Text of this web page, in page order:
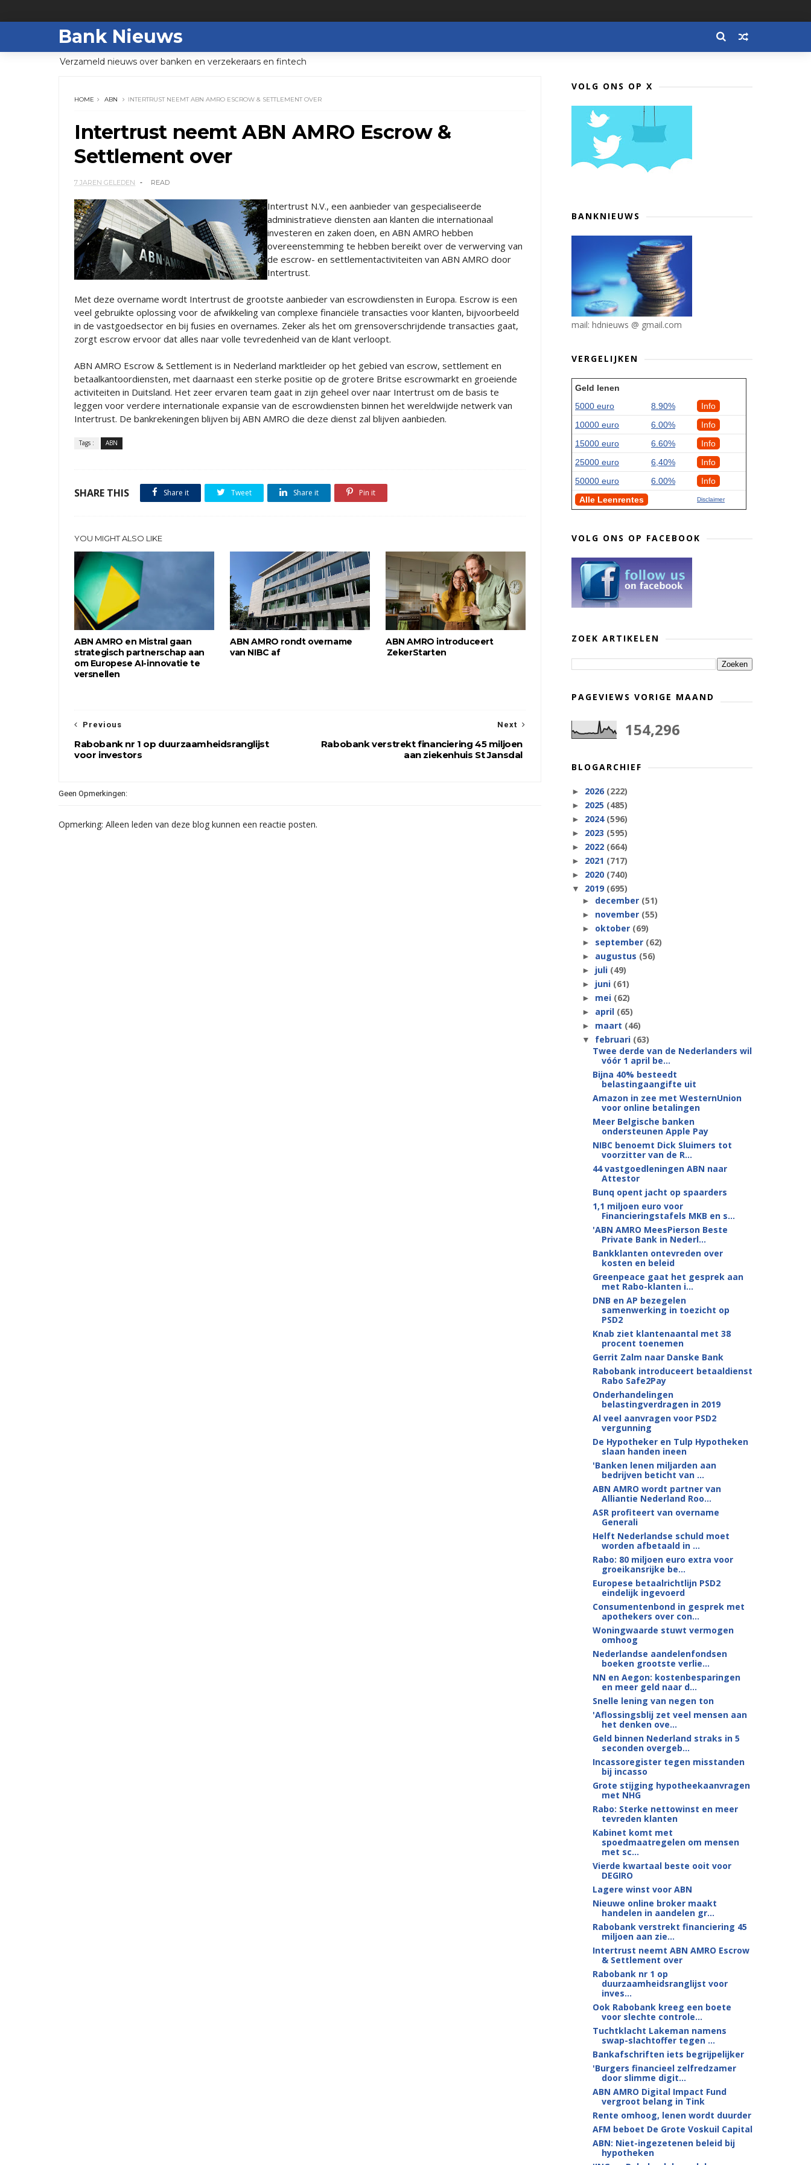
Bank Nieuws
Verzameld nieuws over banken en verzekeraars en fintech
HOME ABN INTERTRUST NEEMT ABN AMRO ESCROW & SETTLEMENT OVER
Intertrust neemt ABN AMRO Escrow &
Settlement over
7 JAREN GELEDEN READ
Intertrust N.V., een aanbieder van gespecialiseerde
administratieve diensten aan klanten die internationaal
investeren en zaken doen, en ABN AMRO hebben
overeenstemming te hebben bereikt over de verwerving van
de escrow- en settlementactiviteiten van ABN AMRO door
Intertrust.
Met deze overname wordt Intertrust de grootste aanbieder van escrowdiensten in Europa. Escrow is een
veel gebruikte oplossing voor de afwikkeling van complexe financiële transacties voor klanten, bijvoorbeeld
in de vastgoedsector en bij fusies en overnames. Zeker als het om grensoverschrijdende transacties gaat,
zorgt escrow ervoor dat alles naar volle tevredenheid van de klant verloopt.
ABN AMRO Escrow & Settlement is in Nederland marktleider op het gebied van escrow, settlement en
betaalkantoordiensten, met daarnaast een sterke positie op de grotere Britse escrowmarkt en groeiende
activiteiten in Duitsland. Het zeer ervaren team gaat in zijn geheel over naar Intertrust om de basis te
leggen voor verdere internationale expansie van de escrowdiensten binnen het wereldwijde netwerk van
Intertrust. De bankrekeningen blijven bij ABN AMRO die deze dienst zal blijven aanbieden.
Tags : ABN
SHARE THIS Share it Tweet Share it Pin it
YOU MIGHT ALSO LIKE
ABN AMRO en Mistral gaan
strategisch partnerschap aan
om Europese AI-innovatie te
versnellen
ABN AMRO rondt overname
van NIBC af
ABN AMRO introduceert
ZekerStarten
Next
Rabobank verstrekt financiering 45 miljoen
aan ziekenhuis St Jansdal
Previous
Rabobank nr 1 op duurzaamheidsranglijst
voor investors
Geen Opmerkingen:
Opmerking: Alleen leden van deze blog kunnen een reactie posten.
VOLG ONS OP X
BANKNIEUWS
mail: hdnieuws @ gmail.com
VERGELIJKEN
Geld lenen
5000 euro
8.90%
Info
10000 euro
6.00%
Info
15000 euro
6.60%
Info
25000 euro
6,40%
Info
50000 euro
6.00%
Info
Alle Leenrentes
Disclaimer
VOLG ONS OP FACEBOOK
ZOEK ARTIKELEN
PAGEVIEWS VORIGE MAAND
154,296
BLOGARCHIEF
► 2026 (222)
► 2025 (485)
► 2024 (596)
► 2023 (595)
► 2022 (664)
► 2021 (717)
► 2020 (740)
▼ 2019 (695)
► december (51)
► november (55)
► oktober (69)
► september (62)
► augustus (56)
► juli (49)
► juni (61)
► mei (62)
► april (65)
► maart (46)
▼ februari (63)
Twee derde van de Nederlanders wil
vóór 1 april be...
Bijna 40% besteedt
belastingaangifte uit
Amazon in zee met WesternUnion
voor online betalingen
Meer Belgische banken
ondersteunen Apple Pay
NIBC benoemt Dick Sluimers tot
voorzitter van de R...
44 vastgoedleningen ABN naar
Attestor
Bunq opent jacht op spaarders
1,1 miljoen euro voor
Financieringstafels MKB en s...
'ABN AMRO MeesPierson Beste
Private Bank in Nederl...
Bankklanten ontevreden over
kosten en beleid
Greenpeace gaat het gesprek aan
met Rabo-klanten i...
DNB en AP bezegelen
samenwerking in toezicht op
PSD2
Knab ziet klantenaantal met 38
procent toenemen
Gerrit Zalm naar Danske Bank
Rabobank introduceert betaaldienst
Rabo Safe2Pay
Onderhandelingen
belastingverdragen in 2019
Al veel aanvragen voor PSD2
vergunning
De Hypotheker en Tulp Hypotheken
slaan handen ineen
'Banken lenen miljarden aan
bedrijven beticht van ...
ABN AMRO wordt partner van
Alliantie Nederland Roo...
ASR profiteert van overname
Generali
Helft Nederlandse schuld moet
worden afbetaald in ...
Rabo: 80 miljoen euro extra voor
groeikansrijke be...
Europese betaalrichtlijn PSD2
eindelijk ingevoerd
Consumentenbond in gesprek met
apothekers over con...
Woningwaarde stuwt vermogen
omhoog
Nederlandse aandelenfondsen
boeken grootste verlie...
NN en Aegon: kostenbesparingen
en meer geld naar d...
Snelle lening van negen ton
'Aflossingsblij zet veel mensen aan
het denken ove...
Geld binnen Nederland straks in 5
seconden overgeb...
Incassoregister tegen misstanden
bij incasso
Grote stijging hypotheekaanvragen
met NHG
Rabo: Sterke nettowinst en meer
tevreden klanten
Kabinet komt met
spoedmaatregelen om mensen
met sc...
Vierde kwartaal beste ooit voor
DEGIRO
Lagere winst voor ABN
Nieuwe online broker maakt
handelen in aandelen gr...
Rabobank verstrekt financiering 45
miljoen aan zie...
Intertrust neemt ABN AMRO Escrow
& Settlement over
Rabobank nr 1 op
duurzaamheidsranglijst voor
inves...
Ook Rabobank kreeg een boete
voor slechte controle...
Tuchtklacht Lakeman namens
swap-slachtoffer tegen ...
Bankafschriften iets begrijpelijker
'Burgers financieel zelfredzamer
door slimme digit...
ABN AMRO Digital Impact Fund
vergroot belang in Tink
Rente omhoog, lenen wordt duurder
AFM beboet De Grote Voskuil Capital
ABN: Niet-ingezetenen beleid bij
hypotheken